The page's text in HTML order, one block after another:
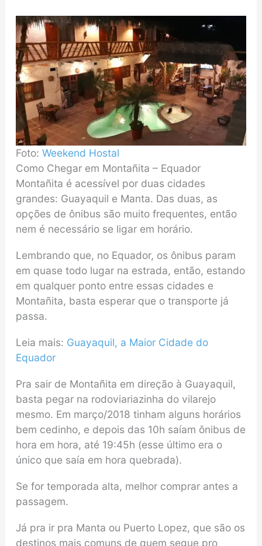
Foto: Weekend Hostal
Como Chegar em Montañita – Equador
Montañita é acessível por duas cidades
grandes: Guayaquil e Manta. Das duas, as
opções de ônibus são muito frequentes, então
nem é necessário se ligar em horário.
Lembrando que, no Equador, os ônibus param
em quase todo lugar na estrada, então, estando
em qualquer ponto entre essas cidades e
Montañita, basta esperar que o transporte já
passa.
Leia mais: Guayaquil, a Maior Cidade do
Equador
Pra sair de Montañita em direção à Guayaquil,
basta pegar na rodoviariazinha do vilarejo
mesmo. Em março/2018 tinham alguns horários
bem cedinho, e depois das 10h saíam ônibus de
hora em hora, até 19:45h (esse último era o
único que saía em hora quebrada).
Se for temporada alta, melhor comprar antes a
passagem.
Já pra ir pra Manta ou Puerto Lopez, que são os
destinos mais comuns de quem segue pro